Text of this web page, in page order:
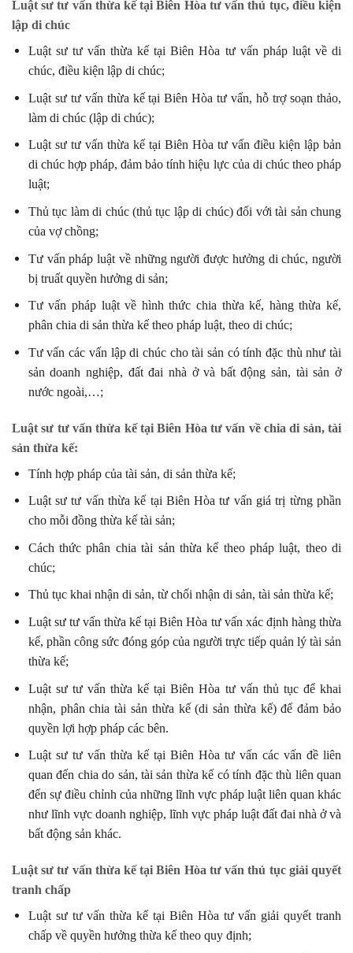
Luật sư tư vấn thừa kế tại Biên Hòa tư vấn thủ tục, điều kiện
lập di chúc
Luật sư tư vấn thừa kế tại Biên Hòa tư vấn pháp luật về di
chúc, điều kiện lập di chúc;
Luật sư tư vấn thừa kế tại Biên Hòa tư vấn, hỗ trợ soạn thảo,
làm di chúc (lập di chúc);
Luật sư tư vấn thừa kế tại Biên Hòa tư vấn điều kiện lập bản
di chúc hợp pháp, đảm bảo tính hiệu lực của di chúc theo pháp
luật;
Thủ tục làm di chúc (thủ tục lập di chúc) đối với tài sản chung
của vợ chồng;
Tư vấn pháp luật về những người được hưởng di chúc, người
bị truất quyền hưởng di sản;
Tư vấn pháp luật về hình thức chia thừa kế, hàng thừa kế,
phân chia di sản thừa kế theo pháp luật, theo di chúc;
Tư vấn các vấn lập di chúc cho tài sản có tính đặc thù như tài
sản doanh nghiệp, đất đai nhà ở và bất động sản, tài sản ở
nước ngoài,…;
Luật sư tư vấn thừa kế tại Biên Hòa tư vấn về chia di sản, tài
sản thừa kế:
Tính hợp pháp của tài sản, di sản thừa kế;
Luật sư tư vấn thừa kế tại Biên Hòa tư vấn giá trị từng phần
cho mỗi đồng thừa kế tài sản;
Cách thức phân chia tài sản thừa kế theo pháp luật, theo di
chúc;
Thủ tục khai nhận di sản, từ chối nhận di sản, tài sản thừa kế;
Luật sư tư vấn thừa kế tại Biên Hòa tư vấn xác định hàng thừa
kế, phần công sức đóng góp của người trực tiếp quản lý tài sản
thừa kế;
Luật sư tư vấn thừa kế tại Biên Hòa tư vấn thủ tục để khai
nhận, phân chia tài sản thừa kế (di sản thừa kế) để đảm bảo
quyền lợi hợp pháp các bên.
Luật sư tư vấn thừa kế tại Biên Hòa tư vấn các vấn đề liên
quan đến chia do sản, tài sản thừa kế có tính đặc thù liên quan
đến sự điều chỉnh của những lĩnh vực pháp luật liên quan khác
như lĩnh vực doanh nghiệp, lĩnh vực pháp luật đất đai nhà ở và
bất động sản khác.
Luật sư tư vấn thừa kế tại Biên Hòa tư vấn thủ tục giải quyết
tranh chấp
Luật sư tư vấn thừa kế tại Biên Hòa tư vấn giải quyết tranh
chấp về quyền hưởng thừa kế theo quy định;